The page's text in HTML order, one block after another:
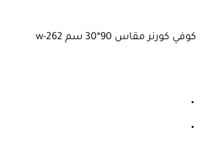
كوفي كورنر مقاس 90*30 سم w-262